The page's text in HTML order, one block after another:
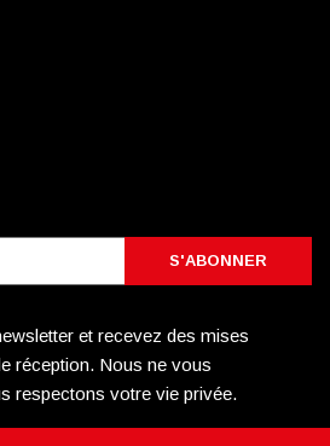
S'ABONNER
et recevez des mises
réception. Nous ne vous
respectons votre vie privée.